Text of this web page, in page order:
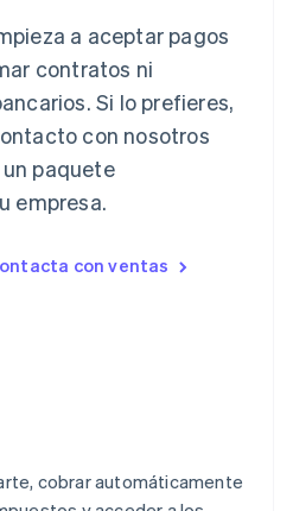
a aceptar pagos
contratos ni
Si lo prefieres,
con nosotros
paquete
empresa.
con ventas
cobrar automáticamente